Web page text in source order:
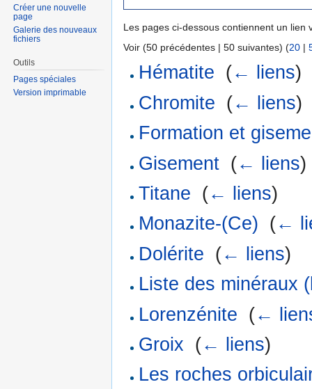
Les pages ci-dessous contiennent un lien
Voir (50 précédentes | 50 suivantes) (20 |
Hématite (← liens)
Chromite (← liens)
Formation et
Gisement (← liens)
Titane (← liens)
Monazite-(Ce) (←
Dolérite (← liens)
Liste des minéraux
Lorenzénite (←
Groix (← liens)
Les roches
Créer une nouvelle
page
Galerie des nouveaux
fichiers
Outils
Pages spéciales
Version imprimable